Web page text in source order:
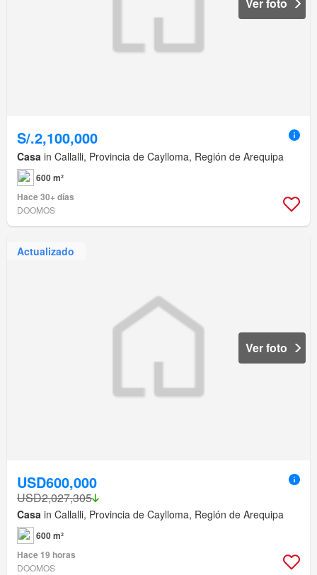
Ver foto
S/.2,100,000
Casa in Callalli, Provincia de Caylloma, Región de Arequipa
600 m²
Hace 30+ días
DOOMOS
Actualizado
Ver foto
USD600,000
USD2,027,305
Casa in Callalli, Provincia de Caylloma, Región de Arequipa
600 m²
Hace 19 horas
DOOMOS